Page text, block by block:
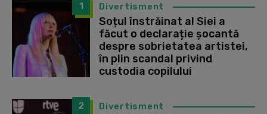
1 Divertisment
Soțul înstrăinat al Siei a
făcut o declarație șocantă
despre sobrietatea artistei,
în plin scandal privind
custodia copilului
2 Divertisment